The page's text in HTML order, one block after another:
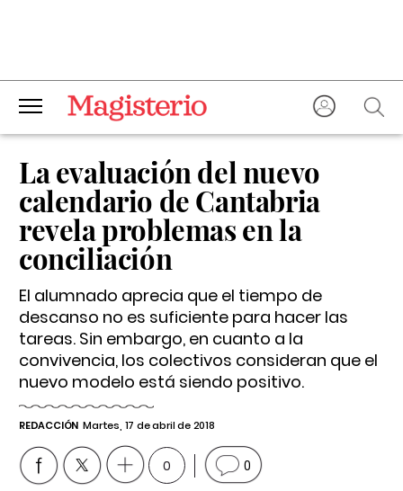
La evaluación del nuevo
calendario de Cantabria
revela problemas en la
conciliación
El alumnado aprecia que el tiempo de
descanso no es suficiente para hacer las
tareas. Sin embargo, en cuanto a la
convivencia, los colectivos consideran que el
nuevo modelo está siendo positivo.
REDACCIÓN Martes, 17 de abril de 2018
0 0